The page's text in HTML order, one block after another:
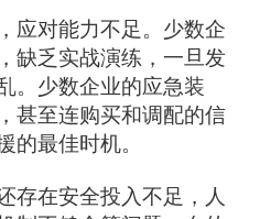
对能力不足。少数企
缺乏实战演练，一旦发
。少数企业的应急装
甚至连购买和调配的信
的最佳时机。
在安全投入不足，人